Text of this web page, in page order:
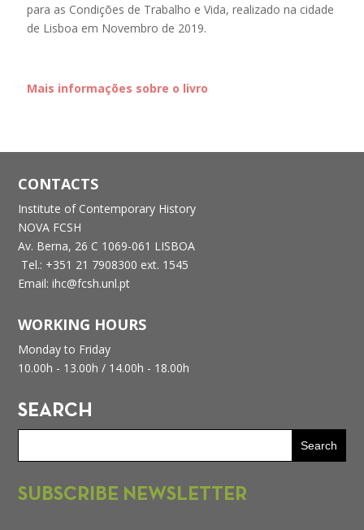
para as Condições de Trabalho e Vida, realizado na cidade
de Lisboa em Novembro de 2019.
Mais informações sobre o livro
CONTACTS
Institute of Contemporary History
NOVA FCSH
Av. Berna, 26 C 1069-061 LISBOA
Tel.: +351 21 7908300 ext. 1545
Email: ihc@fcsh.unl.pt
WORKING HOURS
Monday to Friday
10.00h - 13.00h / 14.00h - 18.00h
SEARCH
SUBSCRIBE NEWSLETTER